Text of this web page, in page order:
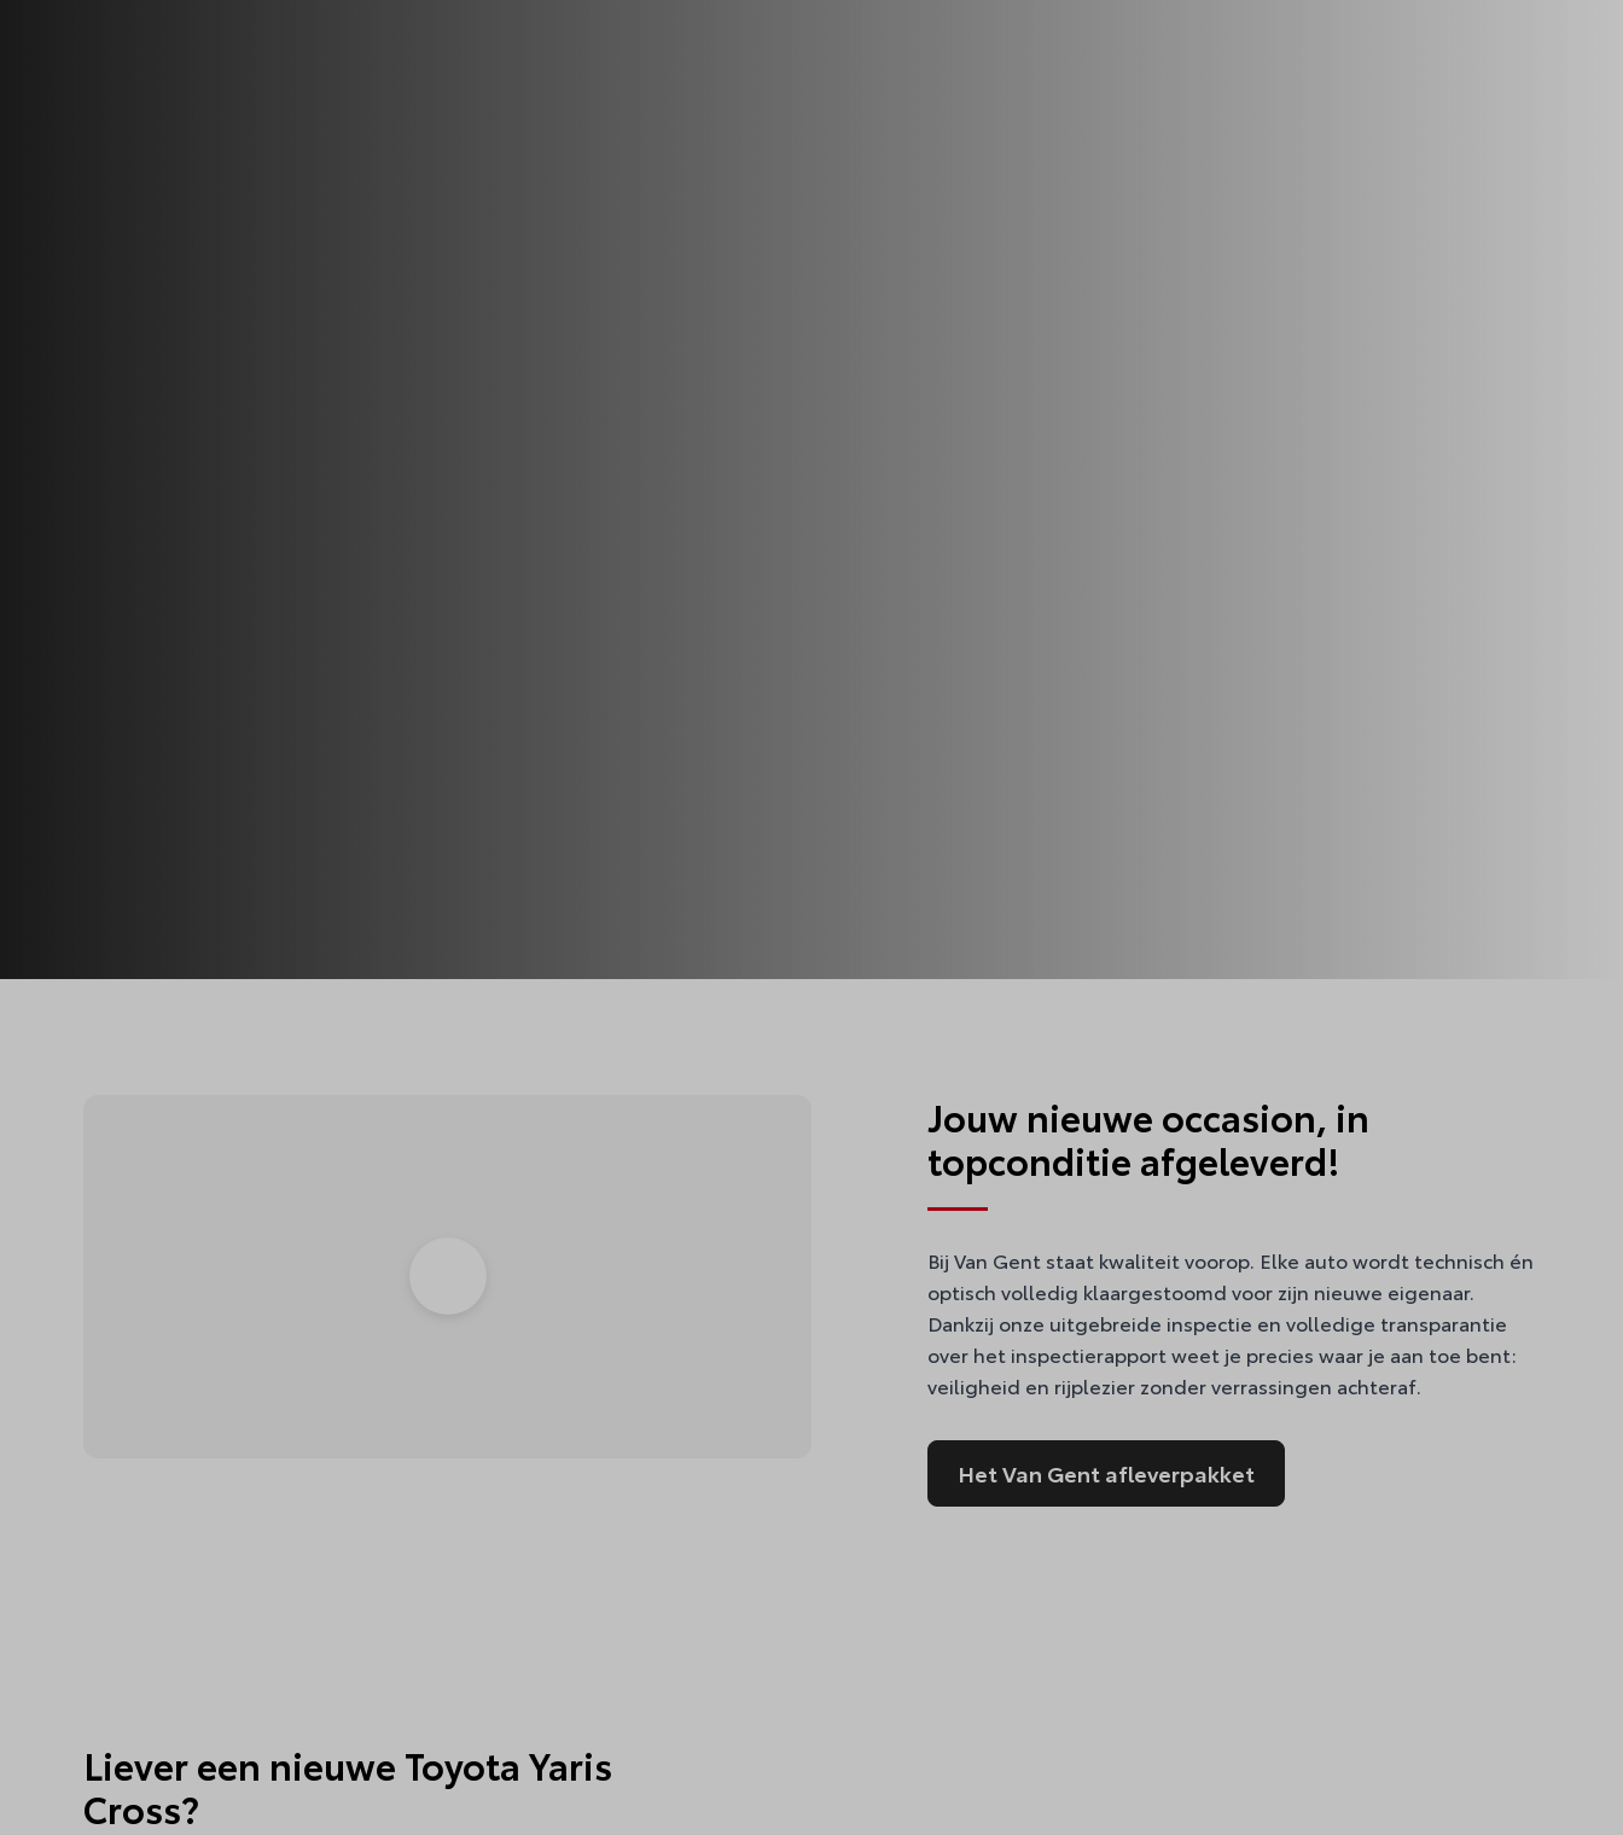
Jouw nieuwe occasion, in
topconditie afgeleverd!
Bij Van Gent staat kwaliteit voorop. Elke auto wordt technisch én
optisch volledig klaargestoomd voor zijn nieuwe eigenaar.
Dankzij onze uitgebreide inspectie en volledige transparantie
over het inspectierapport weet je precies waar je aan toe bent:
veiligheid en rijplezier zonder verrassingen achteraf.
Het Van Gent afleverpakket
Liever een nieuwe Toyota Yaris
Cross?